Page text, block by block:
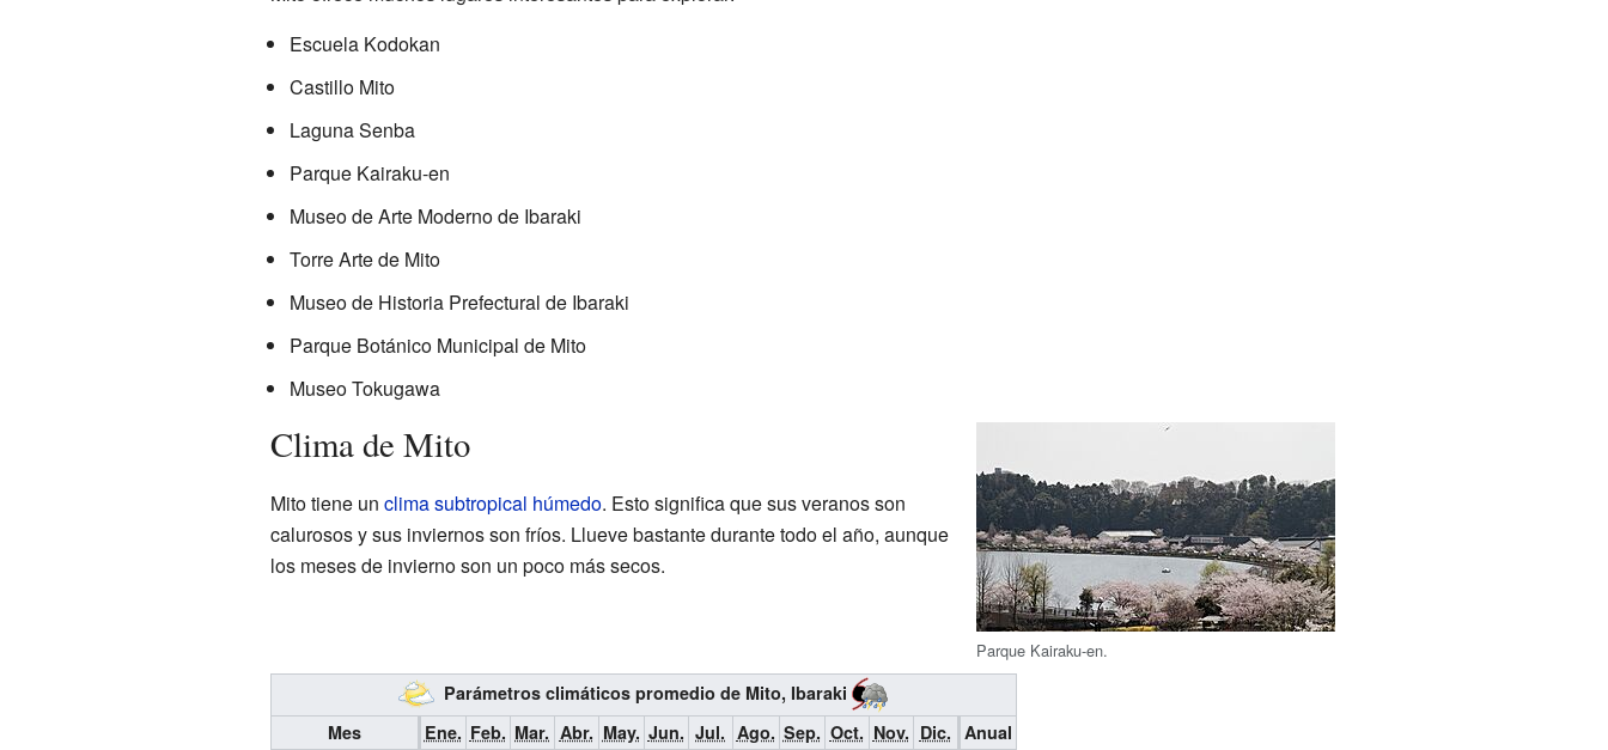
Escuela Kodokan
Castillo Mito
Laguna Senba
Parque Kairaku-en
Museo de Arte Moderno de Ibaraki
Torre Arte de Mito
Museo de Historia Prefectural de Ibaraki
Parque Botánico Municipal de Mito
Museo Tokugawa
Parque Kairaku-en.
Clima de Mito
Mito tiene un clima subtropical húmedo. Esto significa que sus veranos son
calurosos y sus inviernos son fríos. Llueve bastante durante todo el año, aunque
los meses de invierno son un poco más secos.
Parámetros climáticos promedio de Mito, Ibaraki
Mes
Ene. Feb. Mar. Abr. May. Jun. Jul. Ago. Sep. Oct. Nov. Dic. Anual